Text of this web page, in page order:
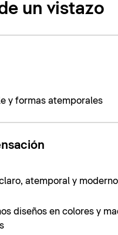
un vistazo
y formas atemporales
atemporal y
diseños en colores y